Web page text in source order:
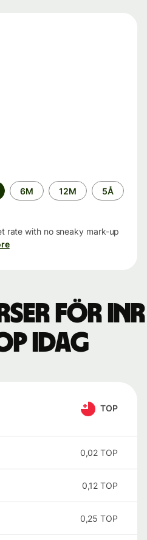
6M 12M 5Å
rate with no sneaky mark-up
för INR
idag
TOP
0,02 TOP
0,12 TOP
0,25 TOP